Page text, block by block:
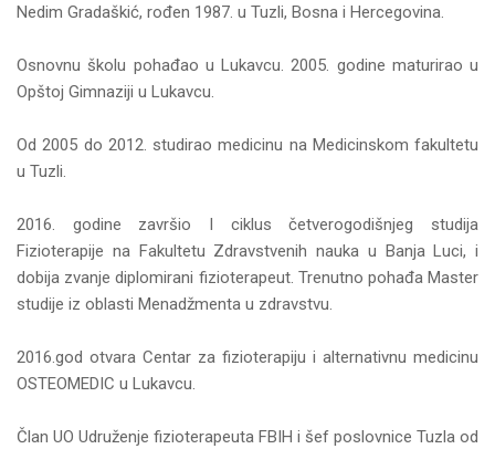
Nedim Gradaškić, rođen 1987. u Tuzli, Bosna i Hercegovina.
Osnovnu školu pohađao u Lukavcu. 2005. godine maturirao u
Opštoj Gimnaziji u Lukavcu.
Od 2005 do 2012. studirao medicinu na Medicinskom fakultetu
u Tuzli.
2016. godine završio I ciklus četverogodišnjeg studija
Fizioterapije na Fakultetu Zdravstvenih nauka u Banja Luci, i
dobija zvanje diplomirani fizioterapeut. Trenutno pohađa Master
studije iz oblasti Menadžmenta u zdravstvu.
2016.god otvara Centar za fizioterapiju i alternativnu medicinu
OSTEOMEDIC u Lukavcu.
Član UO Udruženje fizioterapeuta FBIH i šef poslovnice Tuzla od